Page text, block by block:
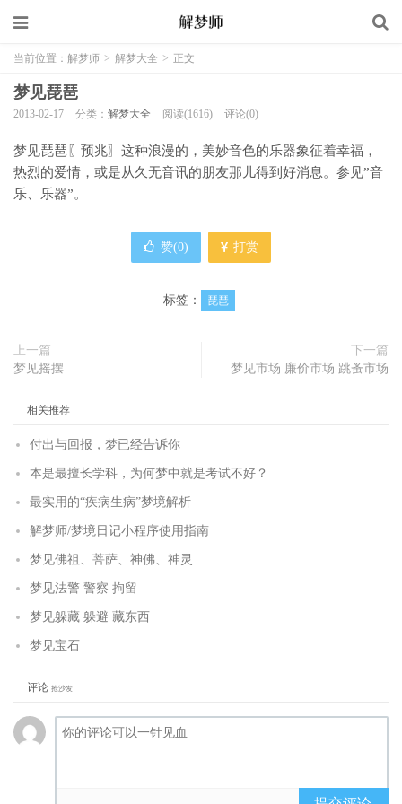
当前位置： 解梦师 > 解梦大全 > 正文
梦见琵琶
2013-02-17 分类： 解梦大全 阅读(1616) 评论(0)
梦见琵琶〖预兆〗这种浪漫的，美妙音色的乐器象征着幸福，
热烈的爱情，或是从久无音讯的朋友那儿得到好消息。参见”音
乐、乐器”。
赞(0) 打赏
标签： 琵琶
上一篇
梦见摇摆
下一篇
梦见市场 廉价市场 跳蚤市场
相关推荐
付出与回报，梦已经告诉你
本是最擅长学科，为何梦中就是考试不好？
最实用的“疾病生病”梦境解析
解梦师/梦境日记小程序使用指南
梦见佛祖、菩萨、神佛、神灵
梦见法警 警察 拘留
梦见躲藏 躲避 藏东西
梦见宝石
评论 抢沙发